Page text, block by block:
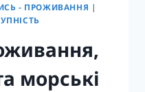
- ПРОЖИВАННЯ |
морські